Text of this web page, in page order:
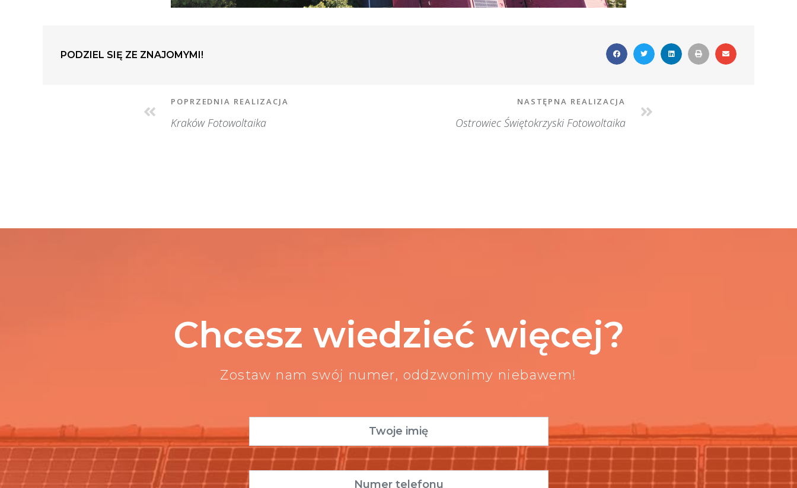
PODZIEL SIĘ ZE ZNAJOMYMI!
POPRZEDNIA REALIZACJA
Kraków Fotowoltaika
NASTĘPNA REALIZACJA
Ostrowiec Świętokrzyski Fotowoltaika
Chcesz wiedzieć więcej?
Zostaw nam swój numer, oddzwonimy niebawem!